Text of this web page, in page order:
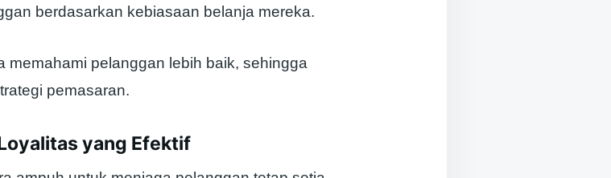
berdasarkan kebiasaan belanja mereka.
memahami pelanggan lebih baik, sehingga
pemasaran.
yang Efektif